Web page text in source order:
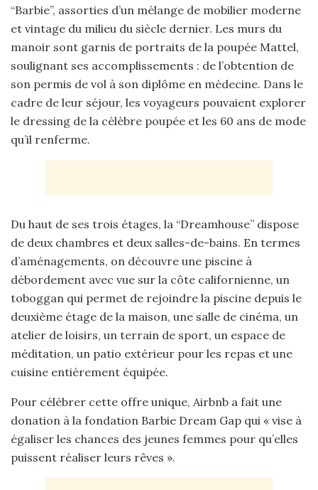
“Barbie”, assorties d’un mélange de mobilier moderne
et vintage du milieu du siècle dernier. Les murs du
manoir sont garnis de portraits de la poupée Mattel,
soulignant ses accomplissements : de l’obtention de
son permis de vol à son diplôme en médecine. Dans le
cadre de leur séjour, les voyageurs pouvaient explorer
le dressing de la célèbre poupée et les 60 ans de mode
qu’il renferme.
Du haut de ses trois étages, la “Dreamhouse” dispose
de deux chambres et deux salles-de-bains. En termes
d’aménagements, on découvre une piscine à
débordement avec vue sur la côte californienne, un
toboggan qui permet de rejoindre la piscine depuis le
deuxième étage de la maison, une salle de cinéma, un
atelier de loisirs, un terrain de sport, un espace de
méditation, un patio extérieur pour les repas et une
cuisine entièrement équipée.
Pour célébrer cette offre unique, Airbnb a fait une
donation à la fondation Barbie Dream Gap qui « vise à
égaliser les chances des jeunes femmes pour qu’elles
puissent réaliser leurs rêves ».